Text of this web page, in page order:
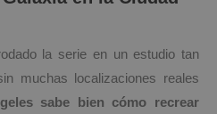
la serie en un estudio tan
muchas localizaciones reales
sabe bien cómo recrear